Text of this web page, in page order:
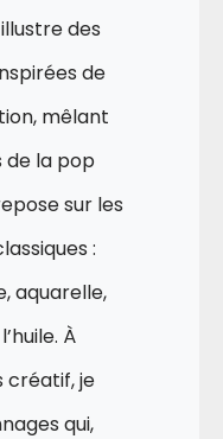
des
de
mêlant
de la pop
sur les
:
aquarelle,
À
créatif, je
qui,